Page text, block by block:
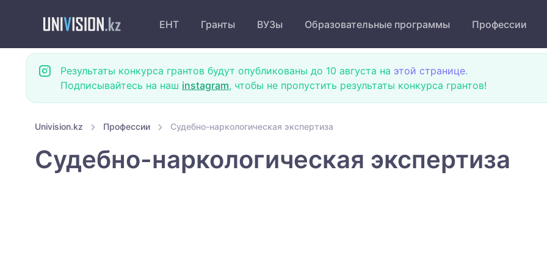
ЕНТ Гранты ВУЗы Образовательные программы Профессии
Результаты конкурса грантов будут опубликованы до 10 августа на этой странице.
Подписывайтесь на наш instagram, чтобы не пропустить результаты конкурса грантов!
Univision.kz Профессии Судебно-наркологическая экспертиза
Судебно-наркологическая экспертиза